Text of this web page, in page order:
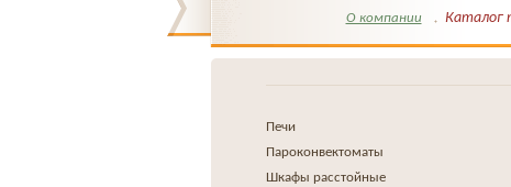
О компании Каталог
Печи
Пароконвектоматы
Шкафы расстойные